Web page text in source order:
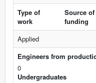
Type of
work
Source of
funding
Applied
Engineers from
0
Undergraduates